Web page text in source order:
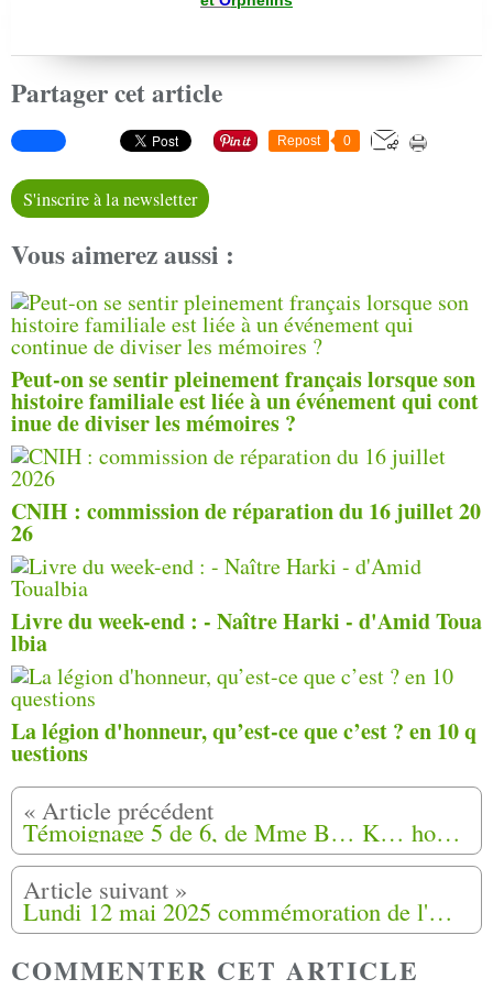
Partager cet article
Repost 0
S'inscrire à la newsletter
Vous aimerez aussi :
Peut-on se sentir pleinement français lorsque son
histoire familiale est liée à un événement qui cont
inue de diviser les mémoires ?
CNIH : commission de réparation du 16 juillet 20
26
Livre du week-end : - Naître Harki - d'Amid Toua
lbia
La légion d'honneur, qu’est-ce que c’est ? en 10 q
uestions
Témoignage 5 de 6, de Mme B… K… hommage aux mamans (mamies) de la communauté Harkis qui a eu lieu à Épinal (88) les 18 et 19 avril 2025
Lundi 12 mai 2025 commémoration de l'Abandon des Harkis à Périgueux (24)
COMMENTER CET ARTICLE